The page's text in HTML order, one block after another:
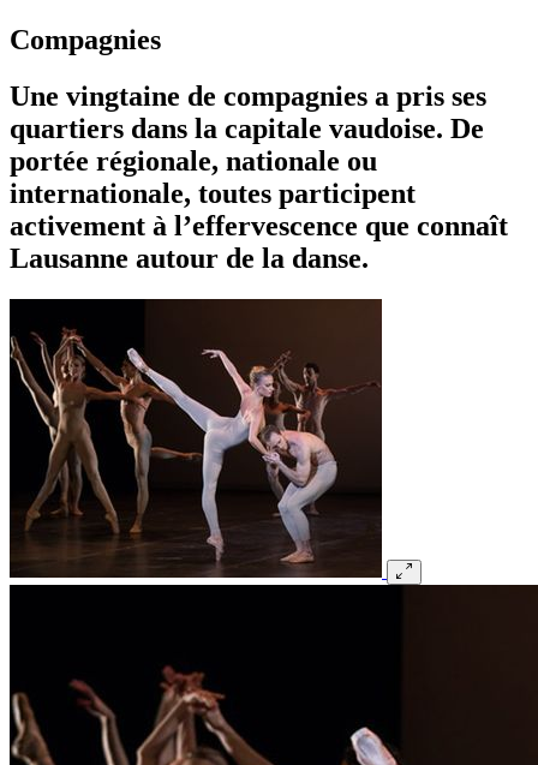
Compagnies
Une vingtaine de compagnies a pris ses
quartiers dans la capitale vaudoise. De
portée régionale, nationale ou
internationale, toutes participent
activement à l’effervescence que connaît
Lausanne autour de la danse.